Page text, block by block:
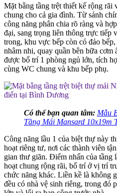
Mặt bằng tầng trệt thiết kế rộng rãi
chung cho cả gia đình. Từ sảnh
công năng phân chia rõ ràng và
đại, sang trọng liên thông trực tiếp
trong, khu vực bếp còn có đảo
nhâm nhi, quay quần bên bữa cơm
được bố trí 1 phòng ngủ lớn, tích
cùng WC chung và khu bếp phụ.
Có thể bạn quan tâm: Mẫu
Tầng Mái Mansard 10x19m
Công năng lầu 1 của biệt thự này
hoạt riêng tư, nơi các thành viên
gian thư giãn. Điểm nhấn của tầng
hoạt chung rộng rãi, bố trí ở vị trí
chức năng khác. Liền kề là không
đều có nhà vệ sinh riêng, trong đó